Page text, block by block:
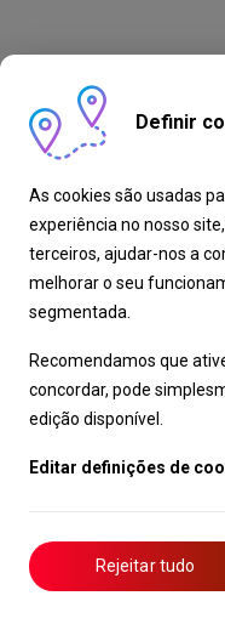
Definir
As cookies são usadas
experiência no nosso
terceiros, ajudar-nos a
melhorar o seu
segmentada.
Recomendamos que
concordar, pode
edição disponível.
Editar definições de
Rejeitar tudo